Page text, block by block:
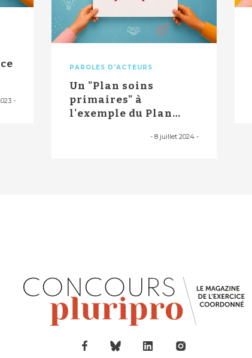
-
PAROLES D'ACTEURS
Un "Plan soins
primaires" à
l'exemple du Plan
-8 juillet 2024 -